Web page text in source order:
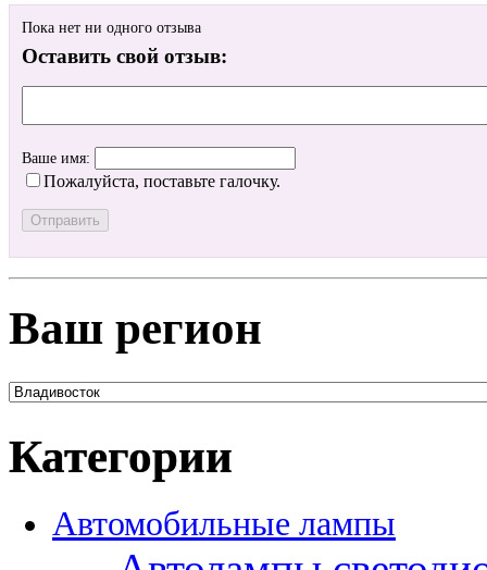
Пока нет ни одного отзыва
Оставить свой отзыв:
Ваше имя:
Пожалуйста, поставьте галочку.
Ваш регион
Категории
Автомобильные лампы